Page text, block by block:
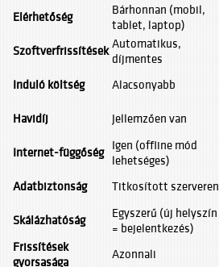
Elérhetőség
Bárhonnan (mobil,
tablet, laptop)
Szoftverfrissítések Automatikus,
díjmentes
Induló költség
Alacsonyabb
Havidíj
Jellemzően van
Internet-függőség Igen (offline mód
lehetséges)
Adatbiztonság Titkosított szerveren
Skálázhatóság
Egyszerű (új helyszín
= bejelentkezés)
Frissítések
gyorsasága
Azonnali